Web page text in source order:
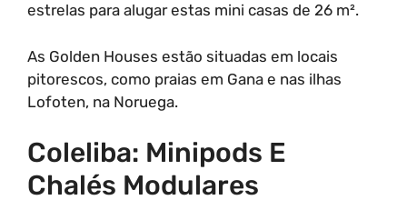
estrelas para alugar estas mini casas de 26 m².
As Golden Houses estão situadas em locais
pitorescos, como praias em Gana e nas ilhas
Lofoten, na Noruega.
Coleliba: Minipods E
Chalés Modulares